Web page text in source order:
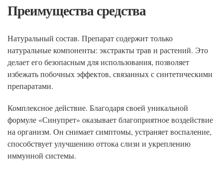
Преимущества средства
Натуральный состав. Препарат содержит только
натуральные компоненты: экстракты трав и растений. Это
делает его безопасным для использования, позволяет
избежать побочных эффектов, связанных с синтетическими
препаратами.
Комплексное действие. Благодаря своей уникальной
формуле «Синупрет» оказывает благоприятное воздействие
на организм. Он снимает симптомы, устраняет воспаление,
способствует улучшению оттока слизи и укреплению
иммунной системы.